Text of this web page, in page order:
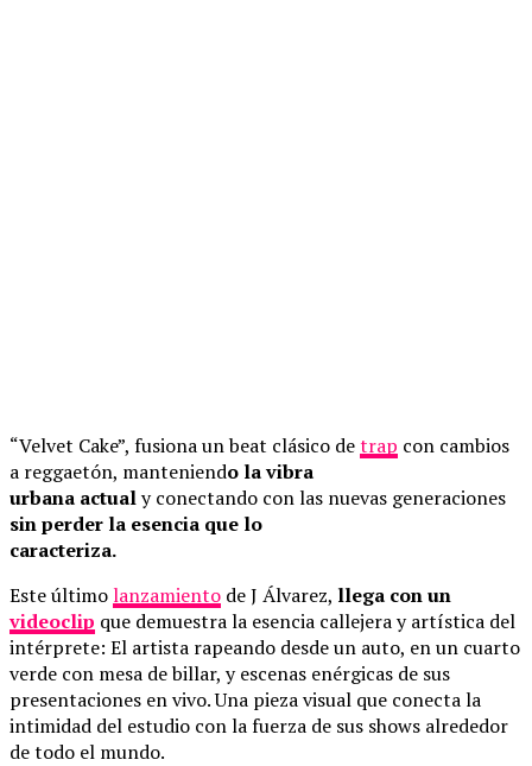
“Velvet Cake”, fusiona un beat clásico detrap con cambios
a reggaetón, manteniendo la vibra
urbana actualy conectando con las nuevas generaciones
sin perder la esencia que lo
caracteriza.
Este últimolanzamiento de J Álvarez, llega con un
videoclip que demuestra la esencia callejera y artística del
intérprete: El artista rapeando desde un auto, en un cuarto
verde con mesa de billar, y escenas enérgicas de sus
presentaciones en vivo. Una pieza visual que conecta la
intimidad del estudio con la fuerza de sus shows alrededor
de todo el mundo.